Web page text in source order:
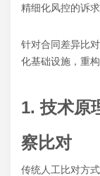
精细化风控的诉求
针对合同差异比
化基础设施，重
1. 技术原
察比对
传统人工比对方